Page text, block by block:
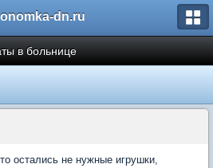
dn.ru
в больнице
остались не нужные игрушки,